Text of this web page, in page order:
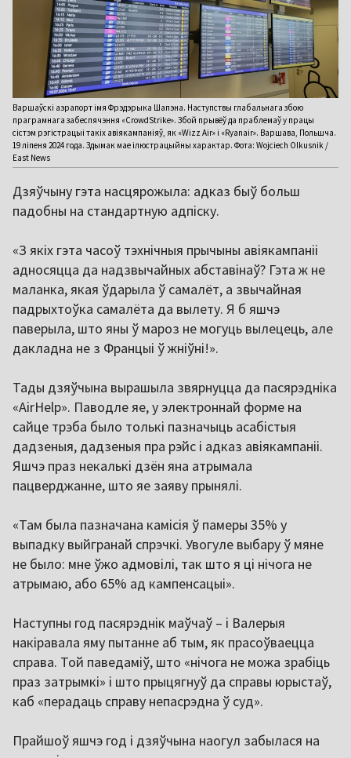
Варшаўскі аэрапорт імя Фрэдэрыка Шапэна. Наступствы глабальнага збою
праграмнага забеспячэння «CrowdStrike». Збой прывёў да праблемаў у працы
сістэм рэгістрацыі такіх авіякампаніяў, як «Wizz Air» і «Ryanair». Варшава, Польшча.
19 ліпеня 2024 года. Здымак мае ілюстрацыйны характар. Фота: Wojciech Olkusnik /
East News
Дзяўчыну гэта насцярожыла: адказ быў больш
падобны на стандартную адпіску.
«З якіх гэта часоў тэхнічныя прычыны авіякампаніі
адносяцца да надзвычайных абставінаў? Гэта ж не
маланка, якая ўдарыла ў самалёт, а звычайная
падрыхтоўка самалёта да вылету. Я б яшчэ
паверыла, што яны ў мароз не могуць вылецець, але
дакладна не з Францыі ў жніўні!».
Тады дзяўчына вырашыла звярнуцца да пасярэдніка
«AirHelp». Паводле яе, у электроннай форме на
сайце трэба было толькі пазначыць асабістыя
дадзеныя, дадзеныя пра рэйс і адказ авіякампаніі.
Яшчэ праз некалькі дзён яна атрымала
пацверджанне, што яе заяву прынялі.
«Там была пазначана камісія ў памеры 35% у
выпадку выйгранай спрэчкі. Увогуле выбару ў мяне
не было: мне ўжо адмовілі, так што я ці нічога не
атрымаю, або 65% ад кампенсацыі».
Наступны год пасярэднік маўчаў – і Валерыя
накіравала яму пытанне аб тым, як прасоўваецца
справа. Той паведаміў, што «нічога не можа зрабіць
праз затрымкі» і што прыцягнуў да справы юрыстаў,
каб «перадаць справу непасрэдна ў суд».
Прайшоў яшчэ год і дзяўчына наогул забылася на